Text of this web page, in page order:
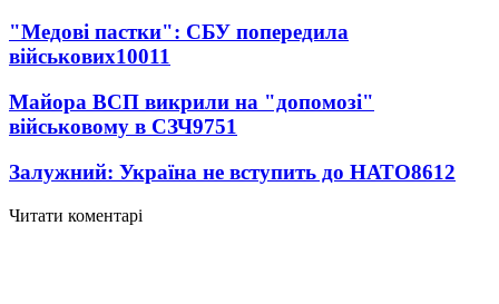
"Медові пастки": СБУ попередила
військових10011
Майора ВСП викрили на "допомозі"
військовому в СЗЧ9751
Залужний: Україна не вступить до НАТО8612
Читати коментарі